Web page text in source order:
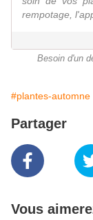
rempotage,
Besoin d'un
#plantes-automne
Partager
Vous